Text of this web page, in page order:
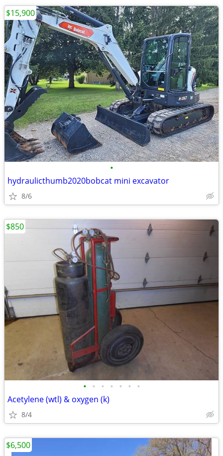
•
hydraulicthumb2020bobcat mini excavator
8/6
$15,900
• • • • • • •
Acetylene (wtl) & oxygen (k)
8/4
$850
$6,500